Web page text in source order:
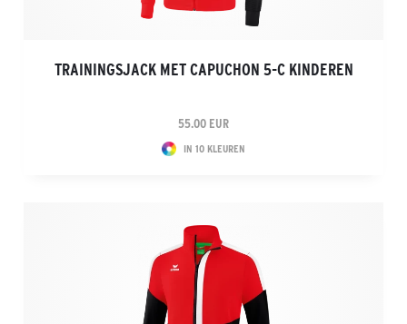
TRAININGSJACK MET CAPUCHON 5-C KINDEREN
55.00 EUR
IN 10 KLEUREN